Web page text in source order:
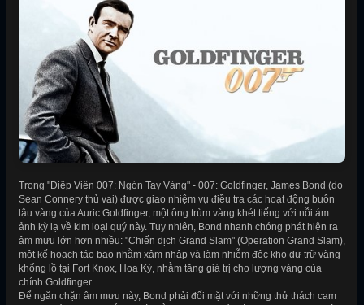
Trong "Điệp Viên 007: Ngón Tay Vàng" - 007: Goldfinger, James Bond (do
Sean Connery thủ vai) được giao nhiệm vụ điều tra các hoạt động buôn
lậu vàng của Auric Goldfinger, một ông trùm vàng khét tiếng với nỗi ám
ảnh kỳ lạ về kim loại quý này. Tuy nhiên, Bond nhanh chóng phát hiện ra
âm mưu lớn hơn nhiều: "Chiến dịch Grand Slam" (Operation Grand Slam),
một kế hoạch táo bạo nhằm xâm nhập và làm nhiễm độc kho dự trữ vàng
khổng lồ tại Fort Knox, Hoa Kỳ, nhằm tăng giá trị cho lượng vàng của
chính Goldfinger.
Để ngăn chặn âm mưu này, Bond phải đối mặt với những thử thách cam